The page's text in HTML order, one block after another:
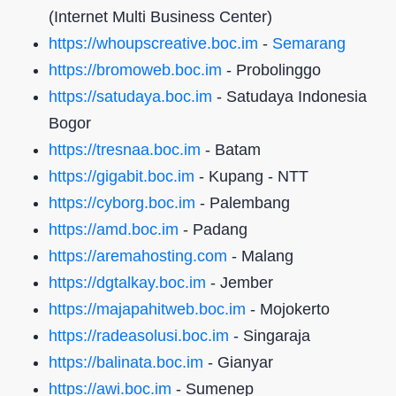
(Internet Multi Business Center)
https://whoupscreative.boc.im - Semarang
https://bromoweb.boc.im - Probolinggo
https://satudaya.boc.im - Satudaya Indonesia
Bogor
https://tresnaa.boc.im - Batam
https://gigabit.boc.im - Kupang - NTT
https://cyborg.boc.im - Palembang
https://amd.boc.im - Padang
https://aremahosting.com - Malang
https://dgtalkay.boc.im - Jember
https://majapahitweb.boc.im - Mojokerto
https://radeasolusi.boc.im - Singaraja
https://balinata.boc.im - Gianyar
https://awi.boc.im - Sumenep